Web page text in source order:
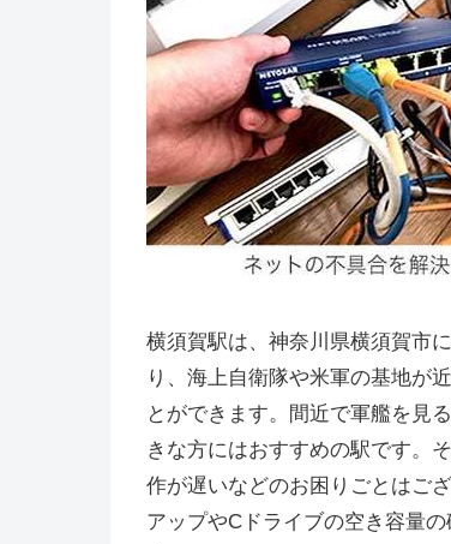
横須賀駅は、神奈川県横須賀市
り、海上自衛隊や米軍の基地が
とができます。間近で軍艦を見
きな方にはおすすめの駅です。
作が遅いなどのお困りごとはご
アップやCドライブの空き容量